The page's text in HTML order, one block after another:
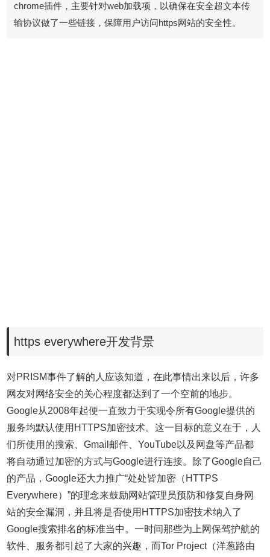
chrome插件，主要针对web加载项，以确保在安全超文本传
输协议做了一些链接，保障用户访问https网站的安全性。
https everywhere开发背景
对PRISM事件了解的人应该知道，在此事情出来以后，许多
网友对网络安全的关心程度都达到了一个空前的地步。
Google从2008年起便一直致力于实现令所有Google提供的
服务均默认使用HTTPS加密技术。这一目标的意义在于，人
们所使用的搜索、Gmail邮件、YouTube以及网盘等产品都
将自动通过加密的方式与Google进行连接。除了Google自己
的产品，Google还大力推广“处处皆加密（HTTPS
Everywhere）”的理念来鼓励网站管理员预防和修复自身网
站的安全漏洞，并且将是否使用HTTPS加密技术纳入了
Google搜索排名的标准当中。一时间那些为上网保驾护航的
软件、服务都引起了大家的兴趣，而Tor Project（洋葱路由